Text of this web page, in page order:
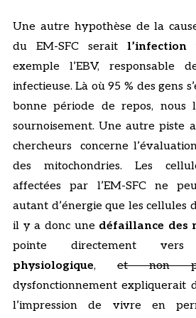
Une autre hypothèse de la
du EM-SFC serait l’infection
exemple l’EBV, responsable
infectieuse. Là où 95 % des gens
bonne période de repos, nous
sournoisement. Une autre piste
chercheurs concerne
des mitochondries. Les
affectées par l’EM-SFC ne
autant d’énergie que les cellules
il y a donc une défaillance des
pointe directement
physiologique, et non
dysfonctionnement expliquerait
l’impression de vivre en